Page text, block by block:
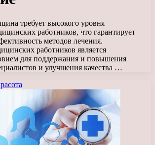
требует высокого уровня
работников, что гарантирует
методов лечения.
работников является
для поддержания и повышения
и улучшения качества …